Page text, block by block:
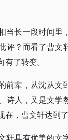
当长一段时间里
评？而看了曹文
了转变。
前辈，从沈从文
诗人，又是文学
，曹文轩达到了
轩具有优美的文